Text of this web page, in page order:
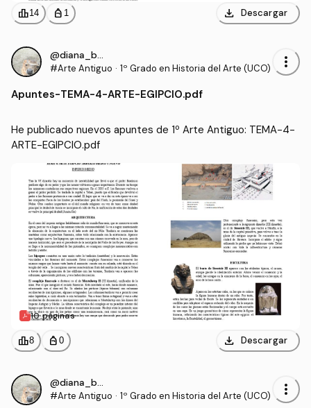
leaderboard14 personal_bag 1 download Descargar
@diana_bcr
#Arte Antiguo · 1º Grado en Historia del Arte (UCO) more_vert
Apuntes-TEMA-4-ARTE-EGIPCIO.pdf
He publicado nuevos apuntes de 1º Arte Antiguo: TEMA-4-
ARTE-EGIPCIO.pdf
10 páginas
leaderboard8 personal_bag 0 download Descargar
@diana_bcr
#Arte Antiguo · 1º Grado en Historia del Arte (UCO) more_vert